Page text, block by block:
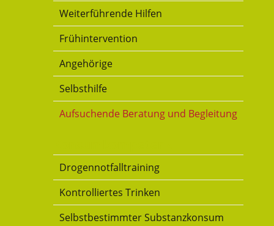
Weiterführende Hilfen
Frühintervention
Angehörige
Selbsthilfe
Aufsuchende Beratung und Begleitung
Drogennotfalltraining
Kontrolliertes Trinken
Selbstbestimmter Substanzkonsum